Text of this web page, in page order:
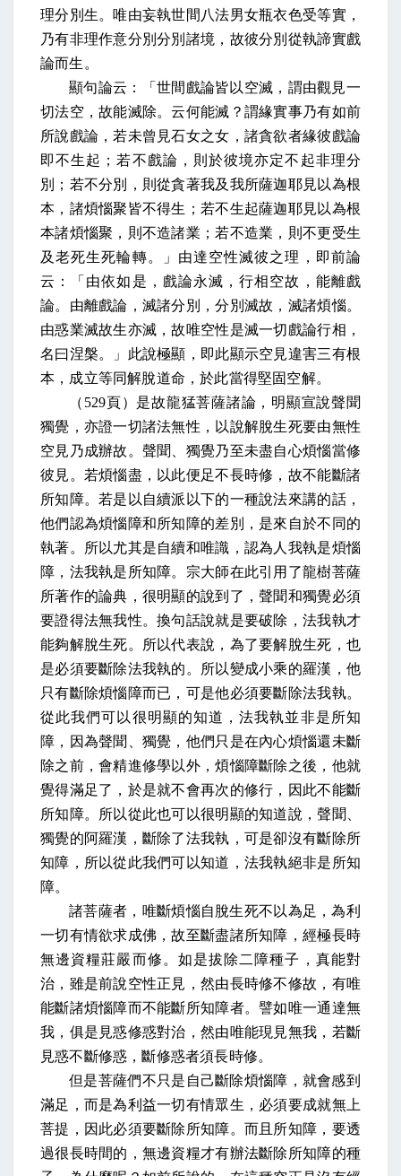
理分別生。唯由妄執世間八法男女瓶衣色受等實，
乃有非理作意分別分別諸境，故彼分別從執諦實戲
論而生。
顯句論云：「世間戲論皆以空滅，謂由觀見一
切法空，故能滅除。云何能滅？謂緣實事乃有如前
所說戲論，若未曾見石女之女，諸貪欲者緣彼戲論
即不生起；若不戲論，則於彼境亦定不起非理分
別；若不分別，則從貪著我及我所薩迦耶見以為根
本，諸煩惱聚皆不得生；若不生起薩迦耶見以為根
本諸煩惱聚，則不造諸業；若不造業，則不更受生
及老死生死輪轉。」由達空性滅彼之理，即前論
云：「由依如是，戲論永滅，行相空故，能離戲
論。由離戲論，滅諸分別，分別滅故，滅諸煩惱。
由惑業滅故生亦滅，故唯空性是滅一切戲論行相，
名曰涅槃。」此說極顯，即此顯示空見違害三有根
本，成立等同解脫道命，於此當得堅固空解。
（ 529頁）是故龍猛菩薩諸論，明顯宣說聲聞
獨覺，亦證一切諸法無性，以說解脫生死要由無性
空見乃成辦故。聲聞、獨覺乃至未盡自心煩惱當修
彼見。若煩惱盡，以此便足不長時修，故不能斷諸
所知障。若是以自續派以下的一種說法來講的話，
他們認為煩惱障和所知障的差別，是來自於不同的
執著。所以尤其是自續和唯識，認為人我執是煩惱
障，法我執是所知障。宗大師在此引用了龍樹菩薩
所著作的論典，很明顯的說到了，聲聞和獨覺必須
要證得法無我性。換句話說就是要破除，法我執才
能夠解脫生死。所以代表說，為了要解脫生死，也
是必須要斷除法我執的。所以變成小乘的羅漢，他
只有斷除煩惱障而已，可是他必須要斷除法我執。
從此我們可以很明顯的知道，法我執並非是所知
障，因為聲聞、獨覺，他們只是在內心煩惱還未斷
除之前，會精進修學以外，煩惱障斷除之後，他就
覺得滿足了，於是就不會再次的修行，因此不能斷
所知障。所以從此也可以很明顯的知道說，聲聞、
獨覺的阿羅漢，斷除了法我執，可是卻沒有斷除所
知障，所以從此我們可以知道，法我執絕非是所知
障。
諸菩薩者，唯斷煩惱自脫生死不以為足，為利
一切有情欲求成佛，故至斷盡諸所知障，經極長時
無邊資糧莊嚴而修。如是拔除二障種子，真能對
治，雖是前說空性正見，然由長時修不修故，有唯
能斷諸煩惱障而不能斷所知障者。譬如唯一通達無
我，俱是見惑修惑對治，然由唯能現見無我，若斷
見惑不斷修惑，斷修惑者須長時修。
但是菩薩們不只是自己斷除煩惱障，就會感到
滿足，而是為利益一切有情眾生，必須要成就無上
菩提，因此必須要斷除所知障。而且所知障，要透
過很長時間的，無邊資糧才有辦法斷除所知障的種